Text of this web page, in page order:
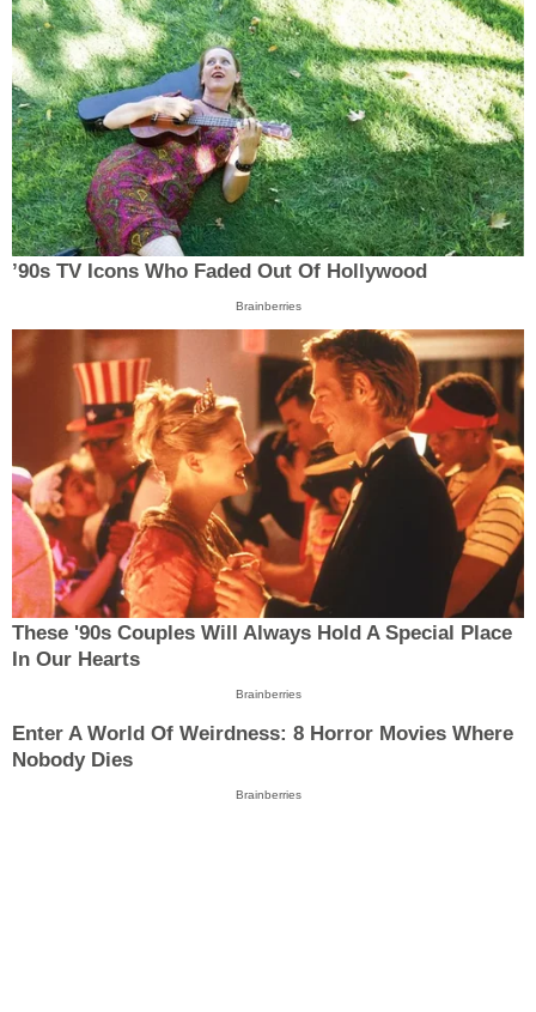
’90s TV Icons Who Faded Out Of Hollywood
Brainberries
These '90s Couples Will Always Hold A Special Place
In Our Hearts
Brainberries
Enter A World Of Weirdness: 8 Horror Movies Where
Nobody Dies
Brainberries